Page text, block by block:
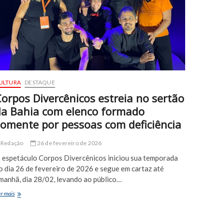
Sinfônica
da
Bahia
nesta
sexta-
feira
DESTAQUE
Divercênicos estreia no sertão
Bahia com elenco formado
por pessoas com deficiência
26 de fevereiro de 2026
espetáculo Corpos Divercênicos iniciou sua temporada
dia 26 de fevereiro de 2026 e segue em cartaz até
dia 28/02, levando ao público…
maisCorpos